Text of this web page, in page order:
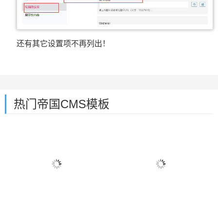
还有其它设置项不再列出！
热门帝国CMS模板